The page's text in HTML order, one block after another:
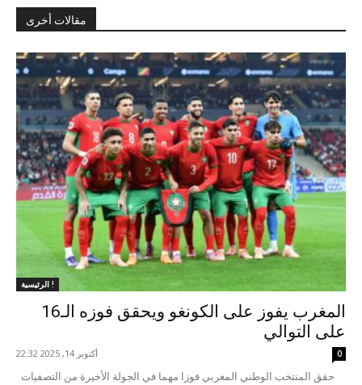
مقالات أخرى
الرئيسية !
المغرب يفوز على الكونغو ويحقق فوزه الـ16
على التوالي
أكتوبر 14, 2025 22:32 0